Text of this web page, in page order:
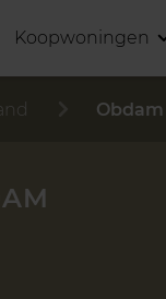
Koopwoningen
Obdam